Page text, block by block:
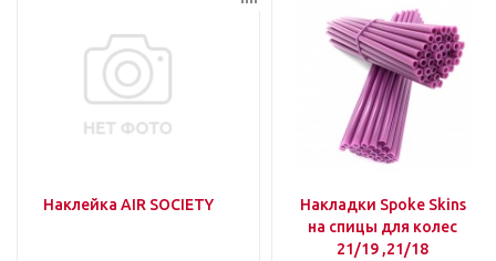
Наклейка AIR SOCIETY
Накладки Spoke Skins
на спицы для колес
21/19 ,21/18